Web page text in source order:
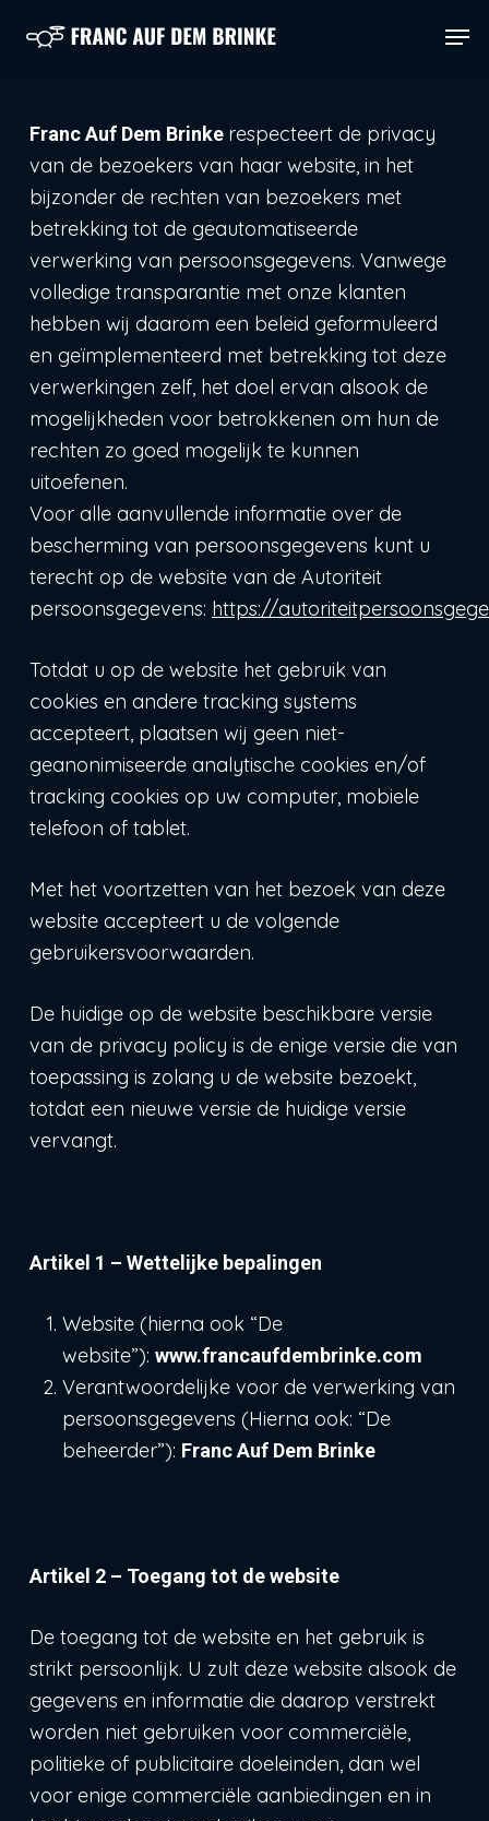
Franc Auf Dem Brinke respecteert de privacy
van de bezoekers van haar website, in het
bijzonder de rechten van bezoekers met
betrekking tot de geautomatiseerde
verwerking van persoonsgegevens. Vanwege
volledige transparantie met onze klanten
hebben wij daarom een beleid geformuleerd
en geïmplementeerd met betrekking tot deze
verwerkingen zelf, het doel ervan alsook de
mogelijkheden voor betrokkenen om hun de
rechten zo goed mogelijk te kunnen
uitoefenen.
Voor alle aanvullende informatie over de
bescherming van persoonsgegevens kunt u
terecht op de website van de Autoriteit
persoonsgegevens: https://
Totdat u op de website het gebruik van
cookies en andere tracking systems
accepteert, plaatsen wij geen niet-
geanonimiseerde analytische cookies en/of
tracking cookies op uw computer, mobiele
telefoon of tablet.
Met het voortzetten van het bezoek van deze
website accepteert u de volgende
gebruikersvoorwaarden.
De huidige op de website beschikbare versie
van de privacy policy is de enige versie die van
toepassing is zolang u de website bezoekt,
totdat een nieuwe versie de huidige versie
vervangt.
Artikel 1 – Wettelijke bepalingen
Website (hierna ook “De
website”): www.francaufdembrinke.com
Verantwoordelijke voor de verwerking van
persoonsgegevens (Hierna ook: “De
beheerder”): Franc Auf Dem Brinke
Artikel 2 – Toegang tot de website
De toegang tot de website en het gebruik is
strikt persoonlijk. U zult deze website alsook de
gegevens en informatie die daarop verstrekt
worden niet gebruiken voor commerciële,
politieke of publicitaire doeleinden, dan wel
voor enige commerciële aanbiedingen en in